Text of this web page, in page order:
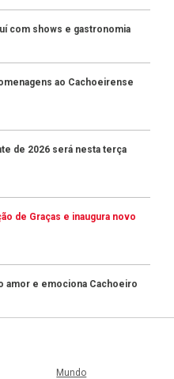
com shows e gastronomia
ao Cachoeirense
de 2026 será nesta terça
de Graças e inaugura novo
amor e emociona Cachoeiro
Mundo